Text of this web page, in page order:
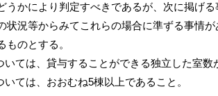
うかにより判定すべきであるが、次に掲げ
状況等からみてこれらの場合に準ずる事情
ものとする。
いては、貸与することができる独立した室数
いては、おおむね5棟以上であること。